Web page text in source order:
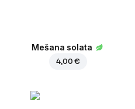
Mešana solata
4,00 €